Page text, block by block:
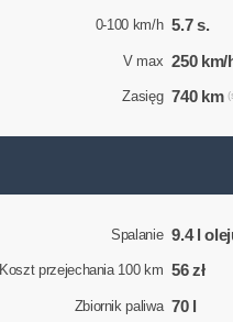
0-100 km/h 5.7 s.
V max 250 km/
Zasięg 740 km
Spalanie 9.4 l
Koszt przejechania 100 km 56 zł
Zbiornik paliwa 70 l